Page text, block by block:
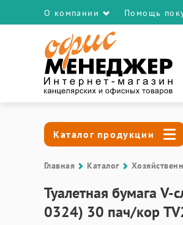
О компании Помощь
Каталог продукции
Главная Каталог
Туалетная бумага
0324) 30 пач/кор